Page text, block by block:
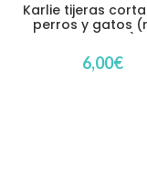
Karlie tijeras
perros y gatos
pequeña)
6,00€